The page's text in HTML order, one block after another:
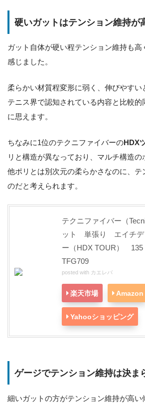
硬いガットはテンション維持が
ガット自体が硬い程テンション維持も高
感じました。
柔らかい材質程変形に弱く、伸びやすい
テニス界で認知されている内容と比較的
に思えます。
ちなみに1位のテクニファイバーのHDX
リと構造が異なっており、マルチ構造
他ポリとは別次元の柔らかさなのに、テ
のだと考えられます。
テクニファイバー（
ット 単張り エイチデ
ー（HDX TOUR）
TFG709
posted with カエレバ
楽天市場 Amazon
Yahooショッピング
ゲージでテンション維持は決ま
細いガットの方がテンション維持が高い